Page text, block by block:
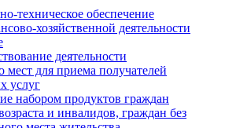
техническое обеспечение
хозяйственной деятельности
деятельности
мест для приема получателей
услуг
набором продуктов граждан
и инвалидов, граждан без